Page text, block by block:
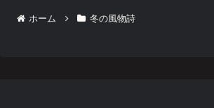
ホーム 冬の風物詩